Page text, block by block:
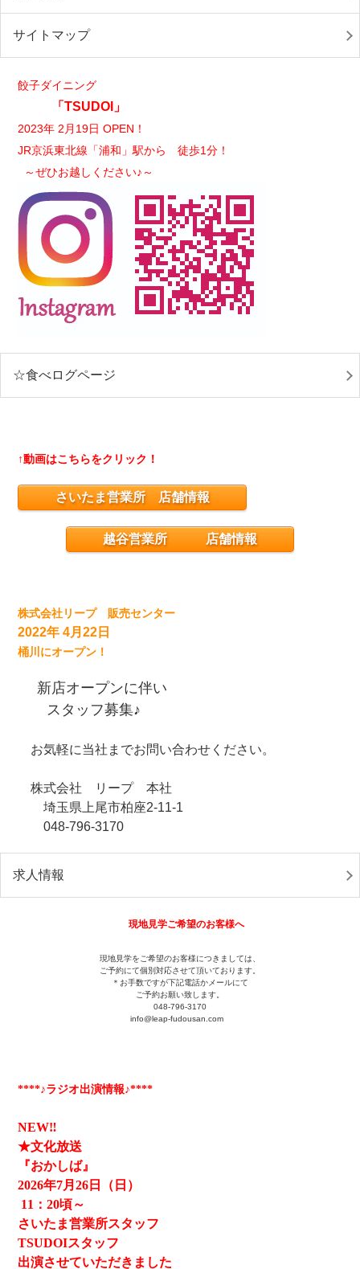
サイトマップ
餃子ダイニング
「TSUDOI」
2023年 2月19日 OPEN！
JR京浜東北線「浦和」駅から 徒歩1分！
～ぜひお越しください♪～
☆食べログページ
↑動画はこちらをクリック！
さいたま営業所 店舗情報
越谷営業所 店舗情報
株式会社リープ 販売センター
2022年 4月22日
桶川にオープン！
新店オープンに伴い
スタッフ募集♪
お気軽に当社までお問い合わせください。
株式会社 リープ 本社
埼玉県上尾市柏座2-11-1
048-796-3170
求人情報
現地見学ご希望のお客様へ
現地見学をご希望のお客様につきましては、
ご予約にて個別対応させて頂いております。
＊お手数ですが下記電話かメールにて
ご予約お願い致します。
048-796-3170
info@leap-fudousan.com
****♪ラジオ出演情報♪****
NEW‼
★文化放送
『おかしば』
2026年7月26日（日）
11 ：20頃～
さいたま営業所スタッフ
TSUDOIスタッフ
出演させていただきました